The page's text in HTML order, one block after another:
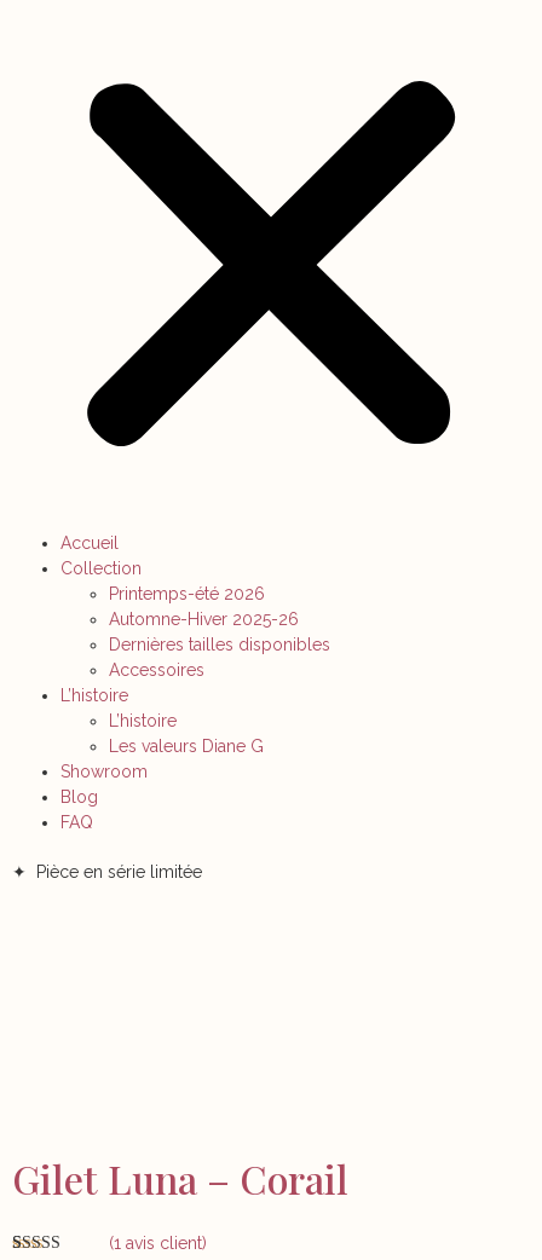
Accueil
Collection
Printemps-été 2026
Automne-Hiver 2025-26
Dernières tailles disponibles
Accessoires
L’histoire
L’histoire
Les valeurs Diane G
Showroom
Blog
FAQ
✦ Pièce en série limitée
Gilet Luna – Corail
(1avis client)